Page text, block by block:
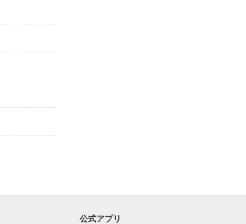
公式アプリ